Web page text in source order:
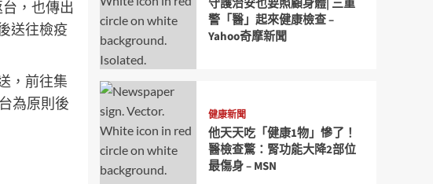
，也傳出
送往檢疫
，前往集
為原則後
守護治安也要照顧身體| 三重
警「醫」起來健康檢查 –
Yahoo奇摩新聞
健康新聞
他天天吃「健康1物」慘了！
醫檢查驚：腎功能大降2部位
最傷身 – MSN